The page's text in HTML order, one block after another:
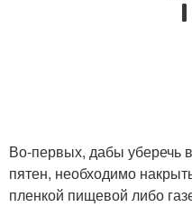
Во-первых, дабы уберечь
пятен, необходимо
пленкой пищевой либо